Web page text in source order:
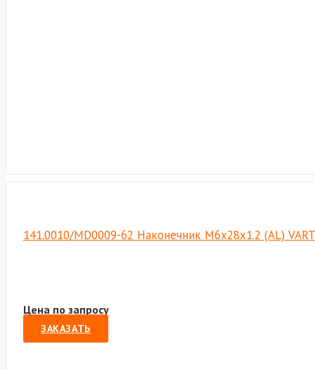
141.0010/MD0009-62 Наконечник M6х28х1.2 (AL)
Цена по запросу
ЗАКАЗАТЬ